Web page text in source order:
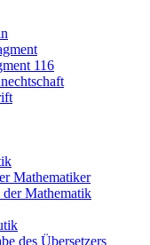
116
Mathematiker
Mathematik
des Übersetzers